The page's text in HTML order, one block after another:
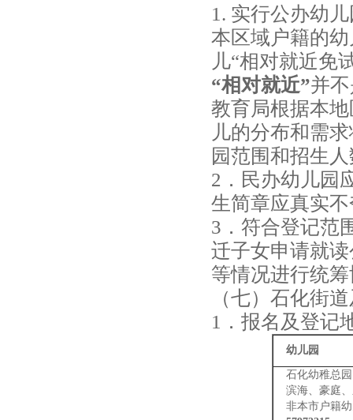
1. 实行公办幼
本区域户籍的
儿“相对就近免
“相对就近”并
教育局根据本
儿的分布和需
园范围和招生
2．民办幼儿园
生简章应真实
3．符合登记范
迁子女申请就
等情况进行统
（七）石化街
1．报名及登记
幼儿园
石化幼稚总
滨海、豪庭
非本市户籍